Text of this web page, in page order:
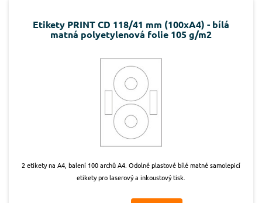
Etikety PRINT CD 118/41 mm (100xA4) - bílá
matná polyetylenová folie 105 g/m2
2 etikety na A4, balení 100 archů A4. Odolné plastové bílé matné samolepicí
etikety pro laserový a inkoustový tisk.